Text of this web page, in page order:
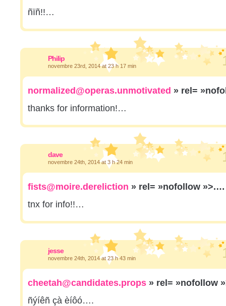
ñïñ!!…
Philip
novembre 23rd, 2014 at 23 h 17 min
normalized@operas.unmotivated » rel=
thanks for information!…
dave
novembre 24th, 2014 at 3 h 24 min
fists@moire.dereliction » rel= »nofollow »>.…
tnx for info!!…
jesse
novembre 24th, 2014 at 23 h 43 min
cheetah@candidates.props » rel= »nofollow
ñýíêñ çà èíôó….